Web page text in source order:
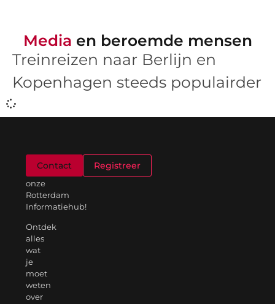
Media en beroemde mensen
Treinreizen naar Berlijn en
Kopenhagen steeds populairder
onze
Rotterdam
Informatiehub!
Ontdek
alles
wat
je
moet
weten
over
Contact Registreer